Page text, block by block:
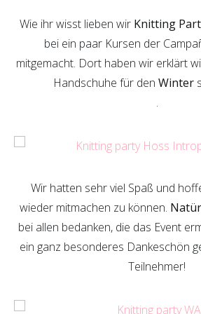
Wie ihr wisst lieben wir Knitting
bei ein paar Kursen der
mitgemacht. Dort haben wir erklärt
Handschuhe für den Winter
.
Wir hatten sehr viel Spaß und
wieder mitmachen zu können.
bei allen bedanken, die das Event
ein ganz besonderes Dankeschön
Teilnehmer!